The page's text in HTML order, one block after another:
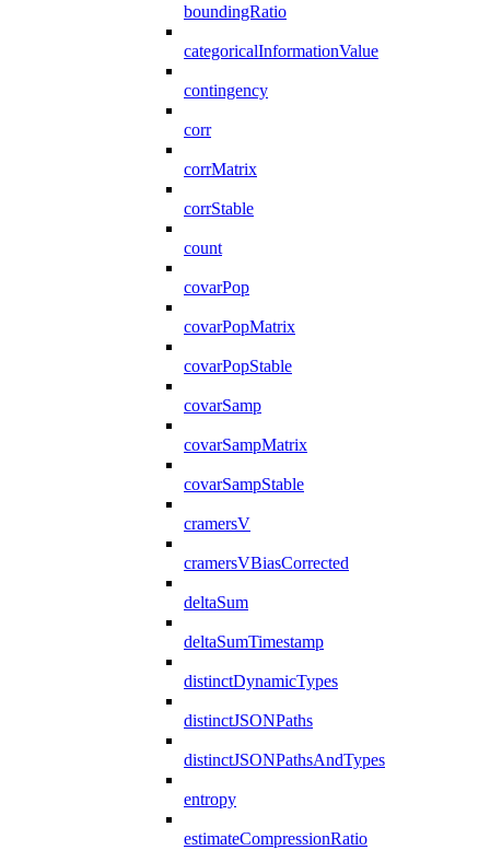
boundingRatio
categoricalInformationValue
contingency
corr
corrMatrix
corrStable
count
covarPop
covarPopMatrix
covarPopStable
covarSamp
covarSampMatrix
covarSampStable
cramersV
cramersVBiasCorrected
deltaSum
deltaSumTimestamp
distinctDynamicTypes
distinctJSONPaths
distinctJSONPathsAndTypes
entropy
estimateCompressionRatio